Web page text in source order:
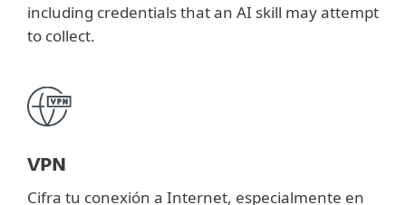
including credentials that an AI skill may attempt
to collect.
VPN
Cifra tu conexión a Internet, especialmente en